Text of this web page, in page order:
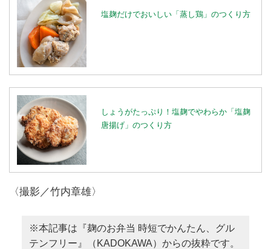
塩麹だけでおいしい「蒸し鶏」のつくり方
しょうがたっぷり！塩麹でやわらか「塩麹
唐揚げ」のつくり方
〈撮影／竹内章雄〉
※本記事は『麹のお弁当 時短でかんたん、グル
テンフリー』（KADOKAWA）からの抜粋です。